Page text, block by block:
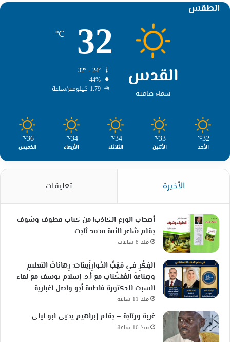
الطقس
القدس
سماء صافية
32
℃
44%
1.79 كيلومتر/ساعة
32
℃
الأحد
33
℃
الأثنين
34
℃
الثلاثاء
34
℃
الأربعاء
36
℃
الخميس
الأخيرة تعليقات
أصحاب الورع الكاذب! من كتاب قطوف وشوف
بقلم شاعر الأمة محمد ثابت
منذ 8 ساعات
الفِكْرِ في مَهَبِّ الخَوارِزْمِيّات: رِهاناتُ التعليمِ
وصِناعةُ المُمَكِّناتِ مع أ.د. إسلام يوسف مع لقاء
السبت للدكتورة فاطمة أبو واصل اغبارية
منذ 11 ساعة
غربة ورتابة – بقلم إبراهيم يحيى ابو ليلى.
منذ 16 ساعة